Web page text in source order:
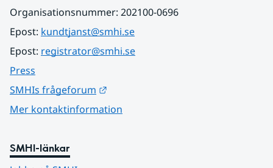
Organisationsnummer: 202100-0696
Epost: kundtjanst@smhi.se
Epost: registrator@smhi.se
Press
SMHIs frågeforum
Mer kontaktinformation
SMHI-länkar